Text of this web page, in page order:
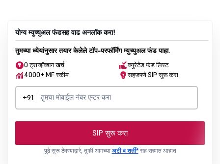
योग्य म्युच्युअल फंडसह वाढ अनलॉक करा!
तुमच्या ध्येयांनुसार तयार केलेले टॉप-परफॉर्मिंग म्युच्युअल फंड पाहा.
0 ट्रान्झॅक्शन खर्च
क्युरेटेड फंड लिस्ट
4000+ MF स्कीम
सहजपणे SIP सुरू करा
+91
SIP सुरू करा
पुढे सुरू ठेवण्याद्वारे, तुम्ही आमच्या अटी व शर्ती*सह सहमत आहात